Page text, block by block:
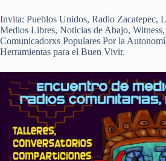
Invita: Pueblos Unidos, Radio Zacatepec,
Medios Libres, Noticias de Abajo,
Comunicadorxs Populares Por la
Herramientas para el Buen Vivir.